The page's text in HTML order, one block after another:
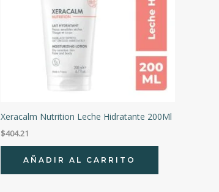
Xeracalm Nutrition Leche Hidratante 200Ml
$404.21
AÑADIR AL CARRITO